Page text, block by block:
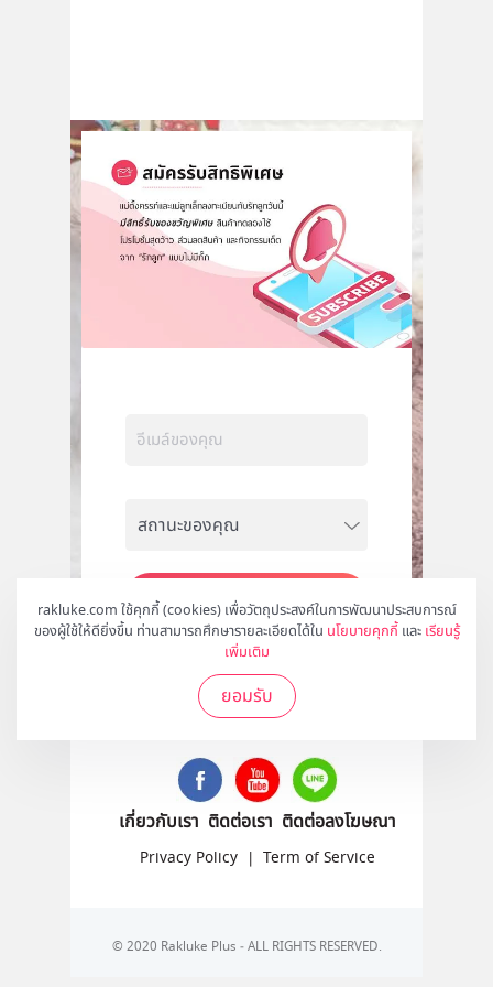
rakluke.com ใช้คุกกี้ (cookies) เพื่อวัตถุประสงค์ในการพัฒนาประสบการณ์
ของผู้ใช้ให้ดียิ่งขึ้น ท่านสามารถศึกษารายละเอียดได้ใน นโยบายคุกกี้ และ เรียนรู้
เพิ่มเติม
ยอมรับ
สมัคร
ติดตามเราได้ที่
เกี่ยวกับเรา ติดต่อเรา ติดต่อลงโฆษณา
Privacy Policy | Term of Service
© 2020 Rakluke Plus - ALL RIGHTS RESERVED.